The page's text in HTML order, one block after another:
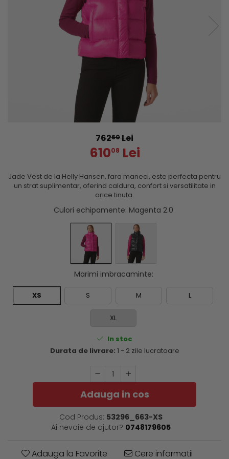
76260Lei
61008 Lei
Jade Vest de la Helly Hansen, fara maneci, este perfecta pentru
un strat suplimentar, oferind caldura, confort si versatilitate in
orice tinuta.
Culori echipamente: Magenta 2.0
Marimi imbracaminte:
XS S M L
XL
In stoc
Durata de livrare: 1 - 2 zile lucratoare
Adauga in cos
Cod Produs: 53296_663-XS
Ai nevoie de ajutor? 0748179605
Adauga la Favorite Cere informatii